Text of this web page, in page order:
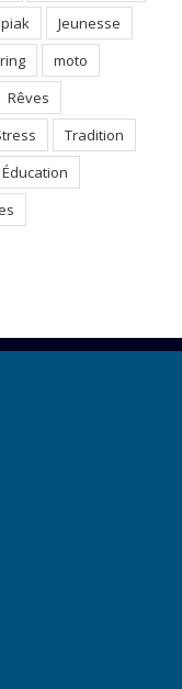
Jeunesse
moto
Rêves
Tradition
Éducation